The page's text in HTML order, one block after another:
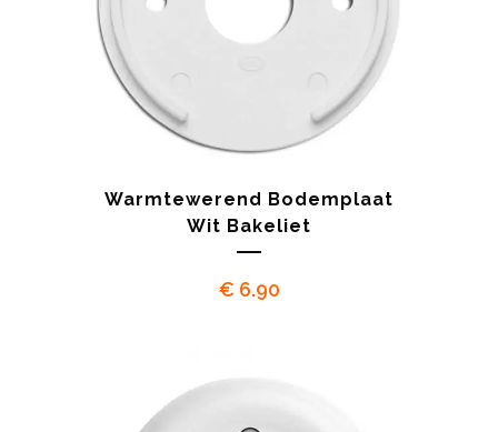
Warmtewerend Bodemplaat
Wit Bakeliet
€ 6.90